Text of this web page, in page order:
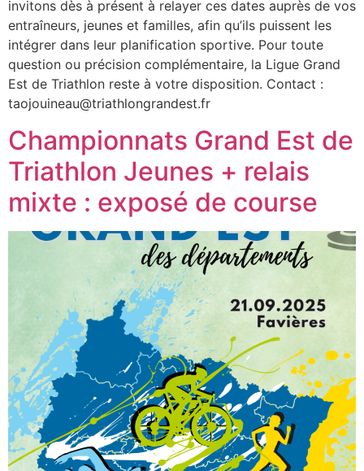
invitons dès à présent à relayer ces dates auprès de vos
entraîneurs, jeunes et familles, afin qu’ils puissent les
intégrer dans leur planification sportive. Pour toute
question ou précision complémentaire, la Ligue Grand
Est de Triathlon reste à votre disposition. Contact :
taojouineau@triathlongrandest.fr
Championnats Grand Est de
Triathlon Jeunes + relais
mixte : exposé de course